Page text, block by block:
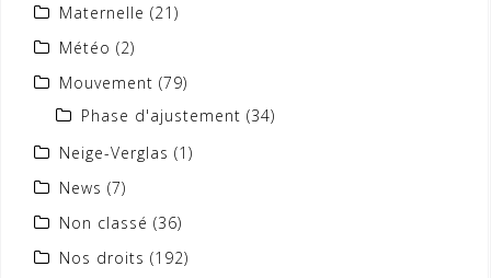
Maternelle (21)
Météo (2)
Mouvement (79)
Phase d'ajustement (34)
Neige-Verglas (1)
News (7)
Non classé (36)
Nos droits (192)